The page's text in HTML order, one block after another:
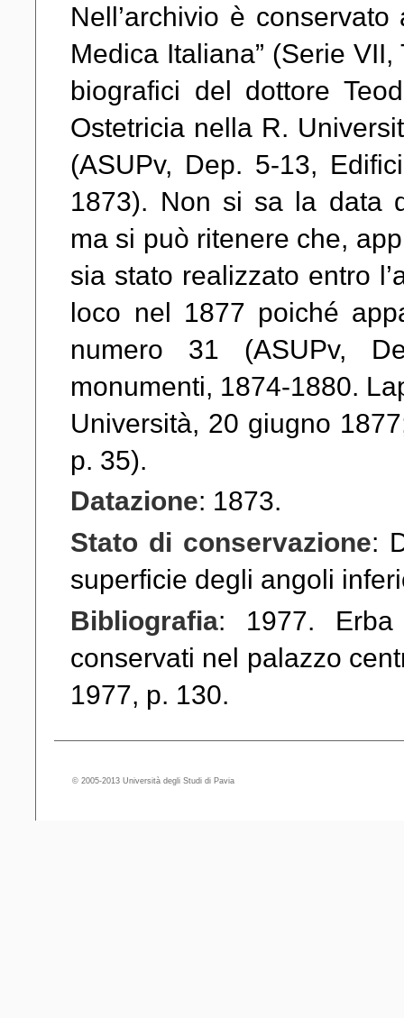
Nell’archivio è
Medica Italiana” (Serie
biografici del dottore
Ostetricia nella R.
(ASUPv, Dep. 5-13,
1873). Non si sa la data
ma si può ritenere che,
sia stato realizzato entro
loco nel 1877 poiché
numero 31 (ASUPv,
monumenti, 1874-1880.
Università, 20 giugno
p. 35).
Datazione: 1873.
Stato di conservazione:
superficie degli angoli
Bibliografia: 1977.
conservati nel palazzo
1977, p. 130.
© 2005-2013 Università degli Studi di Pavia